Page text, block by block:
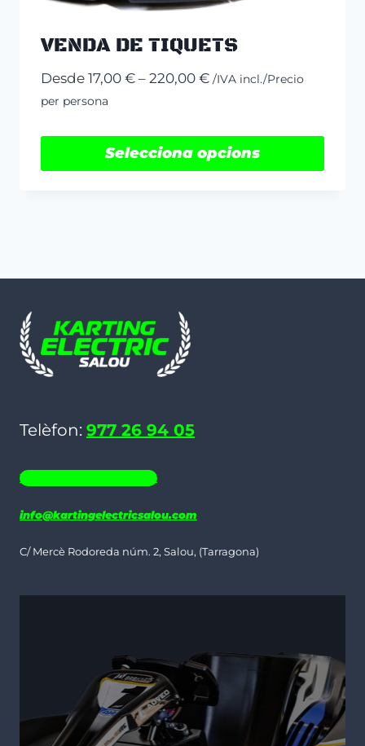
VENDA DE TIQUETS
Desde17,00€–220,00€Interval
17,00 €
a
/IVA incl./Precio
per persona
Selecciona opcions
variants.
opcions
es
a
pàgina
del
Telèfon: 977 26 94 05
WHATSAPP 686 19 06 35
info@kartingelectricsalou.com
C/ Mercè Rodoreda núm. 2, Salou, (Tarragona)